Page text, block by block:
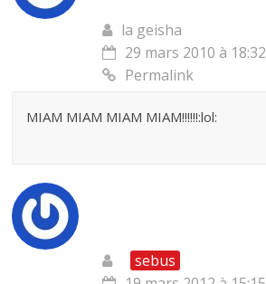
la geisha
29 mars 2010 à 18:32
Permalink
MIAM MIAM MIAM MIAM!!!!!!:lol:
sebus